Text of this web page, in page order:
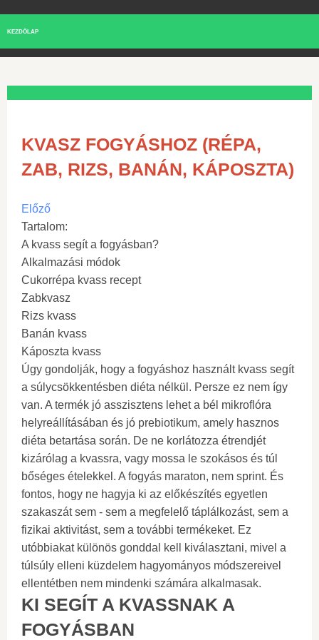
KEZDŐLAP
KVASZ FOGYÁSHOZ (RÉPA,
ZAB, RIZS, BANÁN, KÁPOSZTA)
Előző
Tartalom:
A kvass segít a fogyásban?
Alkalmazási módok
Cukorrépa kvass recept
Zabkvasz
Rizs kvass
Banán kvass
Káposzta kvass
Úgy gondolják, hogy a fogyáshoz használt kvass segít
a súlycsökkentésben diéta nélkül. Persze ez nem így
van. A termék jó asszisztens lehet a bél mikroflóra
helyreállításában és jó prebiotikum, amely hasznos
diéta betartása során. De ne korlátozza étrendjét
kizárólag a kvassra, vagy mossa le szokásos és túl
bőséges ételekkel. A fogyás maraton, nem sprint. És
fontos, hogy ne hagyja ki az előkészítés egyetlen
szakaszát sem - sem a megfelelő táplálkozást, sem a
fizikai aktivitást, sem a további termékeket. Ez
utóbbiakat különös gonddal kell kiválasztani, mivel a
túlsúly elleni küzdelem hagyományos módszereivel
ellentétben nem mindenki számára alkalmasak.
KI SEGÍT A KVASSNAK A
FOGYÁSBAN